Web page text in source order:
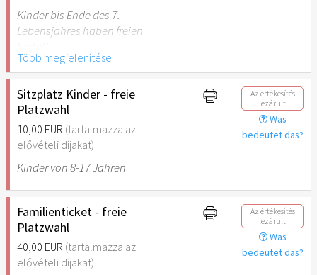
Kinder bis Ende des 7.
Lebensjahres haben freien
Több megjelenítése
Sitzplatz Kinder - freie
Platzwahl
10,00 EUR (tartalmazza az
elővételi díjakat)
Az értékesítés
lezárult
Was
bedeutet das?
Kinder von 8-17 Jahren
Familienticket - freie
Platzwahl
40,00 EUR (tartalmazza az
elővételi díjakat)
Az értékesítés
lezárult
Was
bedeutet das?